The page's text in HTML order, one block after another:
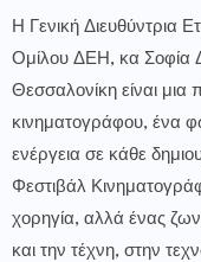
Η Γενική Διευθύντρια
Ομίλου ΔΕΗ, κα Σοφία
Θεσσαλονίκη είναι μια
κινηματογράφου, ένα
ενέργεια σε κάθε
Φεστιβάλ
χορηγία, αλλά ένας
και την τέχνη, στην